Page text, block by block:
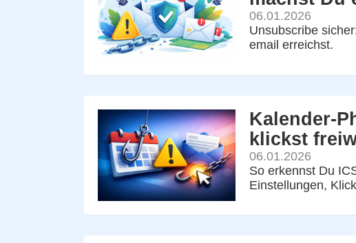
06.01.2026
Unsubscribe
email erreichst.
Kalender-
klickst
06.01.2026
So erkennst Du
Einstellungen,